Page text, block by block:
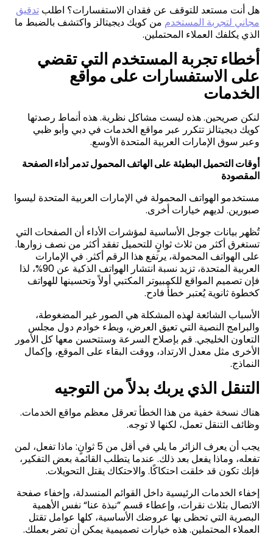
هل أنت مستعد للتوقف عن فقدان الاستفسارات؟ اطلبتدقيق
مجاني لتجربة المستخدم من كويك ديجيتالز واكتشف بالضبط ما
الذي يكلفك العملاء المحتملين.
أخطاء تجربة المستخدم التي تقضي
على الاستفسارات على مواقع
الخدمات
لنكن صريحين. هذه ليست مشاكل نظرية. هذه أنماط رصدتها
كويك ديجيتالز تتكرر عبر مواقع الخدمات في دبي وأبو ظبي
وعبر سوق الإمارات العربية المتحدة الأوسع.
أوقات التحميل البطيئة على الهاتف المحمول تدمر أداء الصفحة
المقصودة
مستخدمو الهواتف المحمولة في الإمارات العربية المتحدة ليسوا
صبورين. لديهم خيارات أخرى.
تُظهر بيانات جوجل الأساسية لمؤشرات الأداء أن الصفحات التي
تستغرق أكثر من ثلاث ثوانٍ للتحميل تفقد أكثر من نصف زوارها.
على الهواتف المحمولة، يرتفع هذا الرقم أكثر. في الإمارات
العربية المتحدة، تزيد نسبة انتشار الهواتف الذكية عن 90%، لذا
فإن تصميم المواقع للكمبيوتر المكتبي أولاً وتحسينها للهواتف
كخطوة ثانوية يُعتبر خطأً فادح.
الأسباب الشائعة لهذه المشكلة هي الصور غير المضغوطة،
والبرامج النصية التي تعيق العرض، وبطء خوادم دول مجلس
التعاون الخليجي. قم بإصلاح السرعة وستتحسن معها كل الأمور
الأخرى مثل معدل الارتداد، ووقت البقاء على الموقع، وإكمال
النماذج.
التنقل الذي يربك بدلاً من التوجيه
هناك نسخة خفية من هذا الخطأ تعرقل معظم مواقع الخدمات.
وظائف التنقل تعمل، لكنها لا توجه.
يجب أن يعرف الزائر ما يلي في أقل من 5 ثوانٍ: ماذا تفعل، لمن
تفعله، وماذا يفعل بعد ذلك. عندما يتطلب القائمة بعض التفكير،
فإنك تكون قد خلقت احتكاكًا. والاحتكاك يقتل التحويلات.
إخفاء الخدمات الرئيسية داخل القوائم المنسدلة، وإخفاء صفحة
الاتصال بثلاث نقرات، وإعطاء قسم ”نبذة عنا“ نفس الأهمية
البصرية التي تحظى بها عروضك الأساسية، كلها عوامل تقتل
العملاء المحتملين. هذه خيارات تصميمية يمكن أن تضر بعملك.